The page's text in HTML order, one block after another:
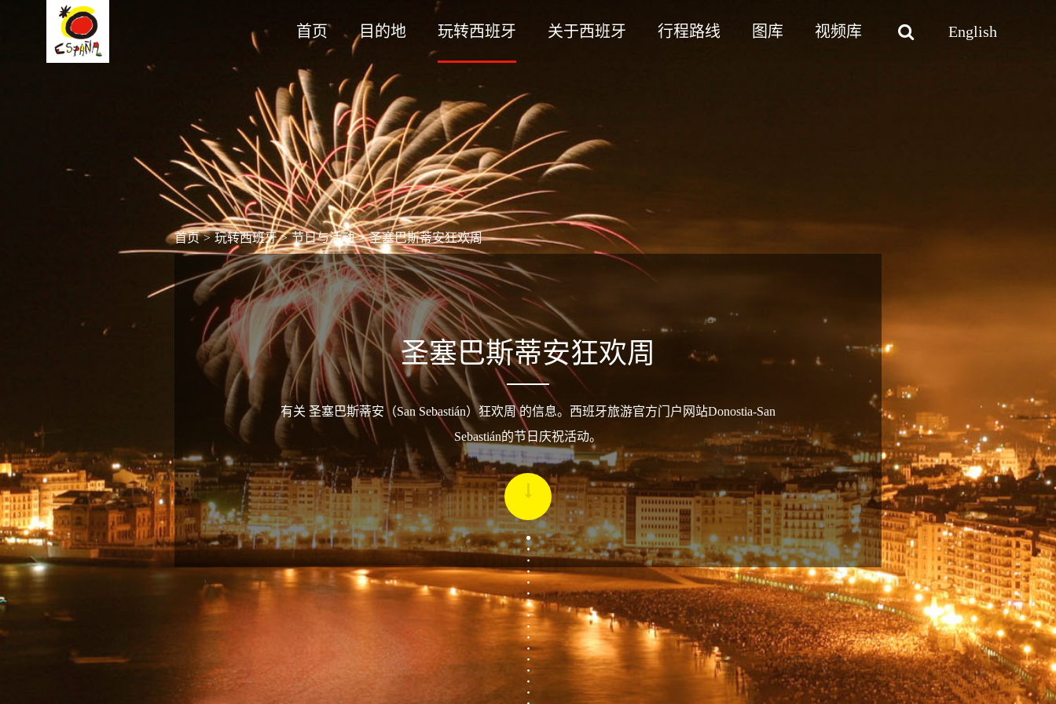
首页 目的地 玩转西班牙 关于西班牙 行程路线 图库 视频库 English
首页 > 玩转西班牙 > 节日与活动 > 圣塞巴斯蒂安狂欢周
圣塞巴斯蒂安狂欢周
有关 圣塞巴斯蒂安（San Sebastián）狂欢周 的信息。西班牙旅游官方门户网站Donostia-San
Sebastián的节日庆祝活动。